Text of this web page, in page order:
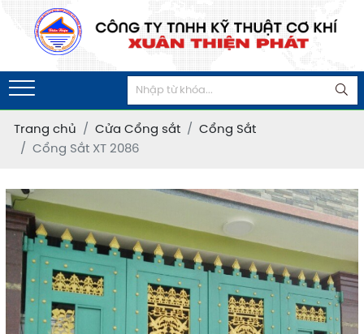
Trang chủ Cửa Cổng sắt
Cổng Sắt
Cổng Sắt XT 2086